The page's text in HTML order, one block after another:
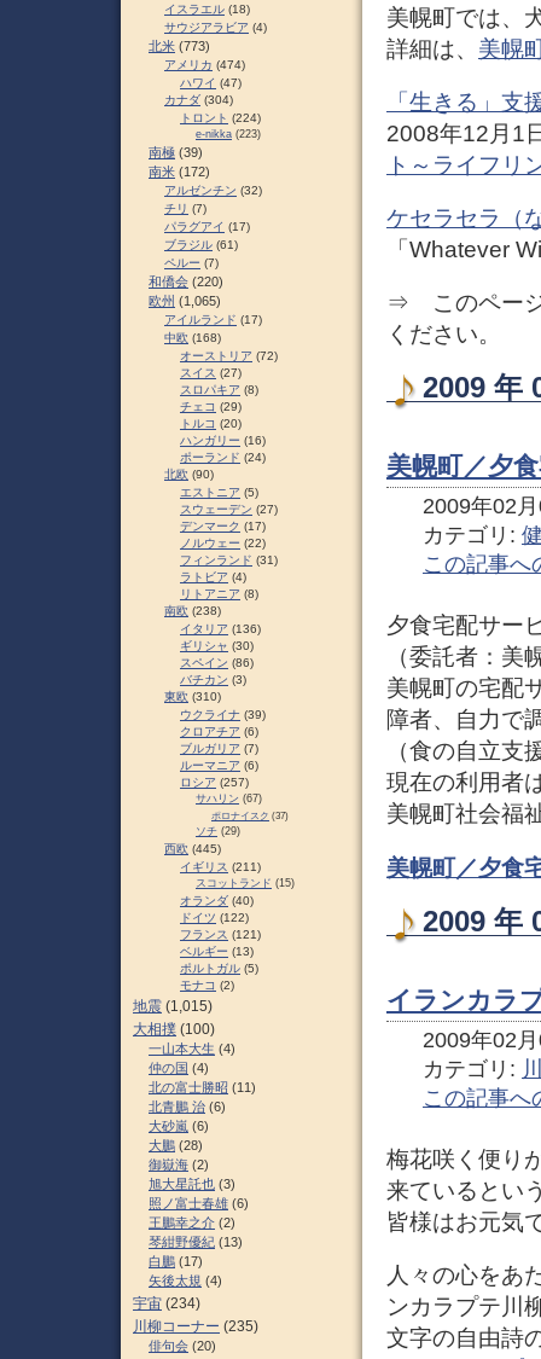
美幌町では、
詳細は、 美幌
「生きる」
2008年12月1
ト～ライフリ
ケセラセラ（
「Whatever
⇒ このページ
ください。
2009 年
美幌町／夕
2009年02
カテゴリ:
この記事へ
夕食宅配サー
（委託者：
美幌町の宅配
障者、自力で
（食の自立支
現在の利用者
美幌町社会福
美幌町／夕食
2009 年
イランカラ
2009年02
カテゴリ:
この記事へ
梅花咲く便り
来ているとい
皆様はお元気
人々の心をあ
ンカラプテ川
文字の自由詩
イスラエル (18)
サウジアラビア (4)
北米 (773)
アメリカ (474)
ハワイ (47)
カナダ (304)
トロント (224)
e-nikka (223)
南極 (39)
南米 (172)
アルゼンチン (32)
チリ (7)
パラグアイ (17)
ブラジル (61)
ペルー (7)
和僑会 (220)
欧州 (1,065)
アイルランド (17)
中欧 (168)
オーストリア (72)
スイス (27)
スロパキア (8)
チェコ (29)
トルコ (20)
ハンガリー (16)
ポーランド (24)
北欧 (90)
エストニア (5)
スウェーデン (27)
デンマーク (17)
ノルウェー (22)
フィンランド (31)
ラトビア (4)
リトアニア (8)
南欧 (238)
イタリア (136)
ギリシャ (30)
スペイン (86)
バチカン (3)
東欧 (310)
ウクライナ (39)
クロアチア (6)
ブルガリア (7)
ルーマニア (6)
ロシア (257)
サハリン (67)
ポロナイスク (37)
ソチ (29)
西欧 (445)
イギリス (211)
スコットランド (15)
オランダ (40)
ドイツ (122)
フランス (121)
ベルギー (13)
ポルトガル (5)
モナコ (2)
地震 (1,015)
大相撲 (100)
一山本大生 (4)
仲の国 (4)
北の富士勝昭 (11)
北青鵬 治 (6)
大砂嵐 (6)
大鵬 (28)
御嶽海 (2)
旭大星託也 (3)
照ノ富士春雄 (6)
王鵬幸之介 (2)
琴紺野優紀 (13)
白鵬 (17)
矢後太規 (4)
宇宙 (234)
川柳コーナー (235)
俳句会 (20)